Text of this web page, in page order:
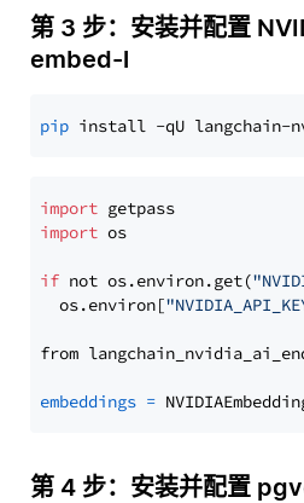
第 3 步：安装并配置
embed-l
pip
import
import os
if not os.environ.get(
  os.environ[
from
embeddings =
第 4 步：安装并配置